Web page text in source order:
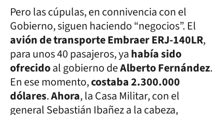
Pero las cúpulas, en connivencia con el
Gobierno, siguen haciendo “negocios”. El
avión de transporte Embraer ERJ-140LR,
para unos 40 pasajeros, yahabía sido
ofrecidoal gobierno deAlberto Fernández.
En ese momento,costaba 2.300.000
dólares.Ahora, la Casa Militar, con el
general Sebastián Ibañez a la cabeza,